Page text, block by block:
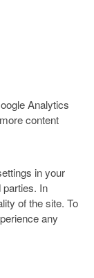
Analytics
content
in your
In
of the site. To
any